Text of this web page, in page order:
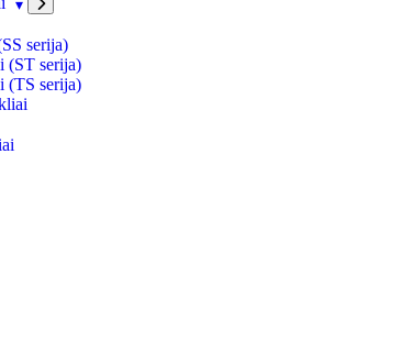
serija)
(ST serija)
(TS serija)